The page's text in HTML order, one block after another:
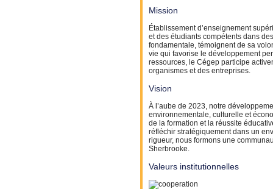
Mission
Établissement d’enseignement
et des étudiants compétents dans
fondamentale, témoignent de sa
vie qui favorise le développement
ressources, le Cégep participe
organismes et des entreprises.
Vision
À l’aube de 2023, notre
environnementale, culturelle et
de la formation et la réussite
réfléchir stratégiquement dans un
rigueur, nous formons une
Sherbrooke.
Valeurs institutionnelles